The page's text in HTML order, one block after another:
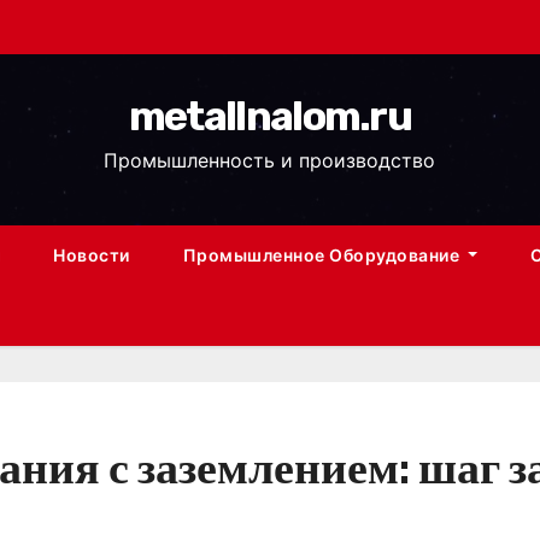
metallnalom.ru
Промышленность и производство
Новости Промышленное Оборудование
с заземлением: шаг